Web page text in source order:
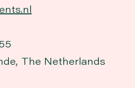
The Netherlands